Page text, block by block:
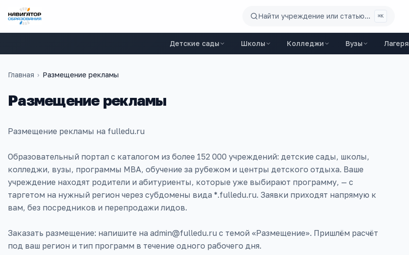
Найти учреждение или статью... ⌘K
Детские сады Школы Колледжи Вузы Лагеря
Главная › Размещение рекламы
Размещение рекламы
Размещение рекламы на fulledu.ru
Образовательный портал с каталогом из более 152 000 учреждений: детские сады, школы,
колледжи, вузы, программы MBA, обучение за рубежом и центры детского отдыха. Ваше
учреждение находят родители и абитуриенты, которые уже выбирают программу, — с
таргетом на нужный регион через субдомены вида *.fulledu.ru. Заявки приходят напрямую к
вам, без посредников и перепродажи лидов.
Заказать размещение: напишите на admin@fulledu.ru с темой «Размещение». Пришлём расчёт
под ваш регион и тип программ в течение одного рабочего дня.